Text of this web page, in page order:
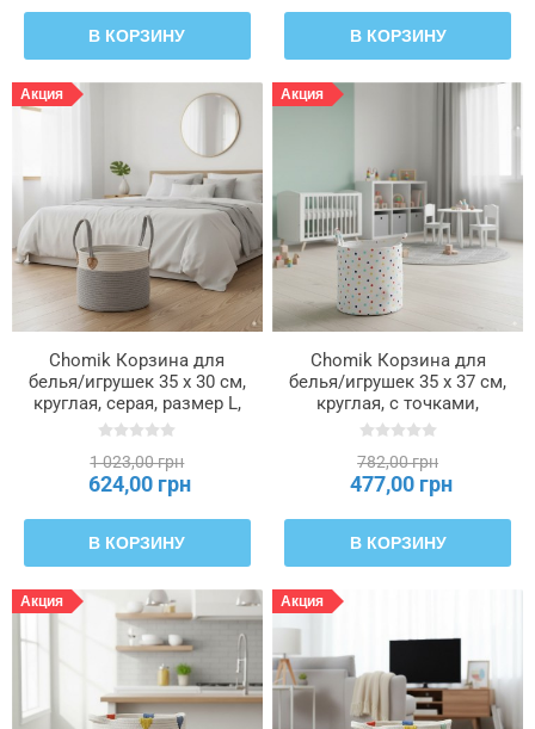
В КОРЗИНУ В КОРЗИНУ
Акция
Chomik Корзина для
белья/игрушек 35 x 30 см,
круглая, серая, размер L,
NIZ5035
1 023,00 грн
624,00 грн
В КОРЗИНУ
Акция
Chomik Корзина для
белья/игрушек 35 x 37 см,
круглая, с точками,
размер L, NIZ4946
782,00 грн
477,00 грн
В КОРЗИНУ
Акция Акция